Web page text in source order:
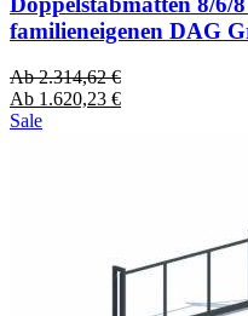
familieneigenen DAG
Ab2.314,62€
Ab 1.620,23 €
Sale